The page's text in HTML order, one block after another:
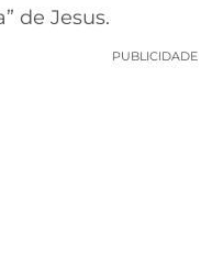
de Jesus.
PUBLICIDADE